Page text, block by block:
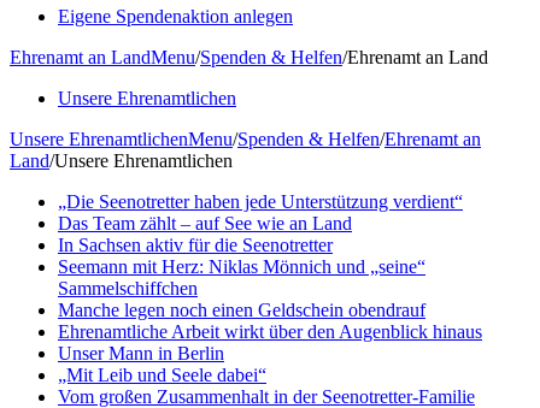
Eigene Spendenaktion anlegen
Ehrenamt an LandMenu/Spenden & Helfen/Ehrenamt an Land
Unsere Ehrenamtlichen
Unsere EhrenamtlichenMenu/Spenden & Helfen/Ehrenamt an
Land/Unsere Ehrenamtlichen
„Die Seenotretter haben jede Unterstützung verdient“
Das Team zählt – auf See wie an Land
In Sachsen aktiv für die Seenotretter
Seemann mit Herz: Niklas Mönnich und „seine“
Sammelschiffchen
Manche legen noch einen Geldschein obendrauf
Ehrenamtliche Arbeit wirkt über den Augenblick hinaus
Unser Mann in Berlin
„Mit Leib und Seele dabei“
Vom großen Zusammenhalt in der Seenotretter-Familie